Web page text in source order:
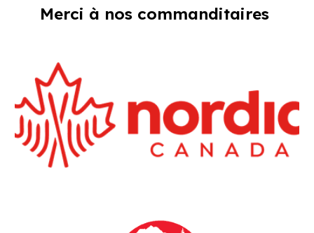
Merci à nos commanditaires